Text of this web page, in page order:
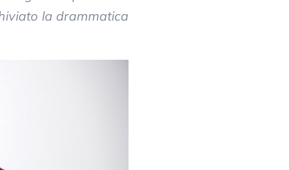
la drammatica